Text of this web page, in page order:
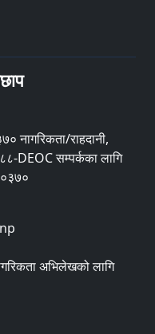
नागरिकता/राहदानी,
DEOC सम्पर्कका लागि
अभिलेखको लागि